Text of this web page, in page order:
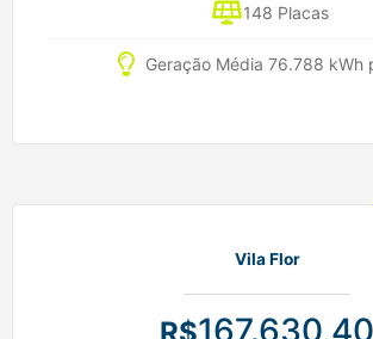
148 Placas
Geração Média 76.788 kWh
Vila Flor
167.630,40